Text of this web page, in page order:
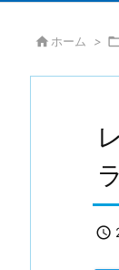
 ホーム >
